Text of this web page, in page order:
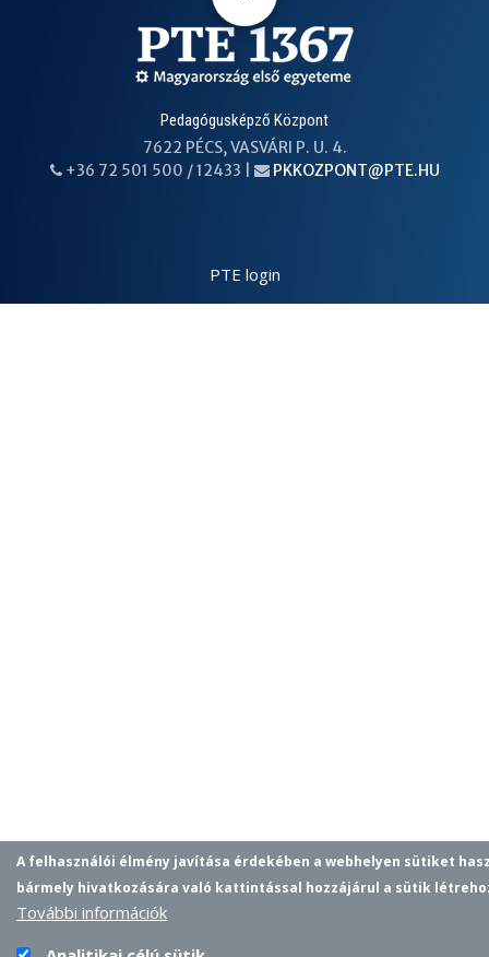
Pedagógusképző Központ
7622 PÉCS, VASVÁRI P. U. 4.
PHONE
+36 72 501 500 / 12433 | EMAIL
PKKOZPONT@PTE.HU
PTE login
A felhasználói élmény javítása érdekében a webhelyen sütiket
bármely hivatkozására való kattintással hozzájárul a sütik
További információk